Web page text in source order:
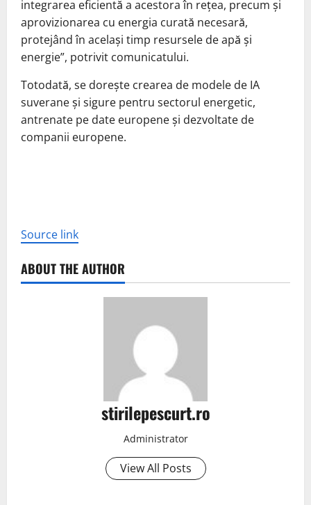
integrarea eficientă a acestora în rețea, precum și
aprovizionarea cu energia curată necesară,
protejând în același timp resursele de apă și
energie”, potrivit comunicatului.
Totodată, se dorește crearea de modele de IA
suverane și sigure pentru sectorul energetic,
antrenate pe date europene și dezvoltate de
companii europene.
Source link
ABOUT THE AUTHOR
stirilepescurt.ro
Administrator
View All Posts